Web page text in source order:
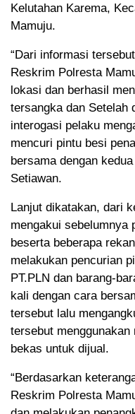
Kelutahan Karema,
Mamuju.
“Dari informasi
Reskrim Polresta
lokasi dan berhasil
tersangka dan Setelah
interogasi pelaku
mencuri pintu besi
bersama dengan
Setiawan.
Lanjut dikatakan, dari
mengakui sebelumnya
beserta beberapa
melakukan pencurian
PT.PLN dan barang-
kali dengan cara
tersebut lalu
tersebut
bekas untuk dijual.
“Berdasarkan
Reskrim Polresta